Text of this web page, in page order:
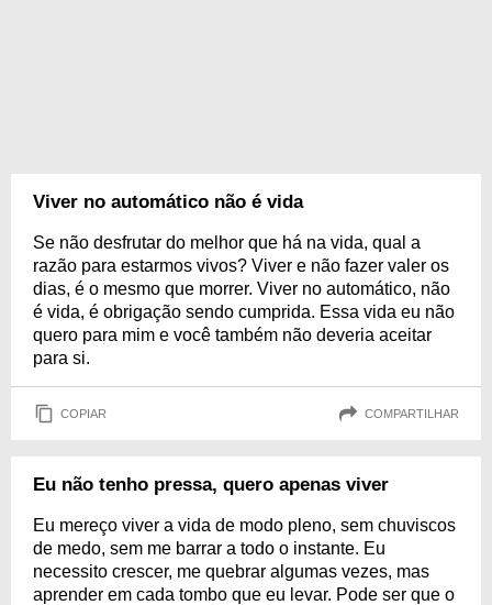
Viver no automático não é vida
Se não desfrutar do melhor que há na vida, qual a
razão para estarmos vivos? Viver e não fazer valer os
dias, é o mesmo que morrer. Viver no automático, não
é vida, é obrigação sendo cumprida. Essa vida eu não
quero para mim e você também não deveria aceitar
para si.
COPIAR COMPARTILHAR
Eu não tenho pressa, quero apenas viver
Eu mereço viver a vida de modo pleno, sem chuviscos
de medo, sem me barrar a todo o instante. Eu
necessito crescer, me quebrar algumas vezes, mas
aprender em cada tombo que eu levar. Pode ser que o